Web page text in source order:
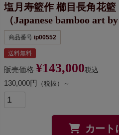
塩月寿籃作 櫛目長角花籃
（Japanese bamboo art
商品番号 ip00552
送料無料
販売価格 ¥143,000税込
130,000円 （税抜）～
カート